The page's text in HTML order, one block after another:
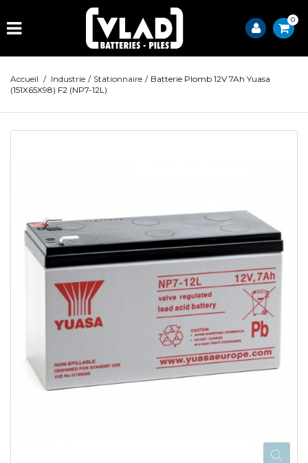
0
Accueil / Industrie / Stationnaire / Batterie Plomb 12V 7Ah Yuasa
(151X65X98) F2 (NP7-12L)